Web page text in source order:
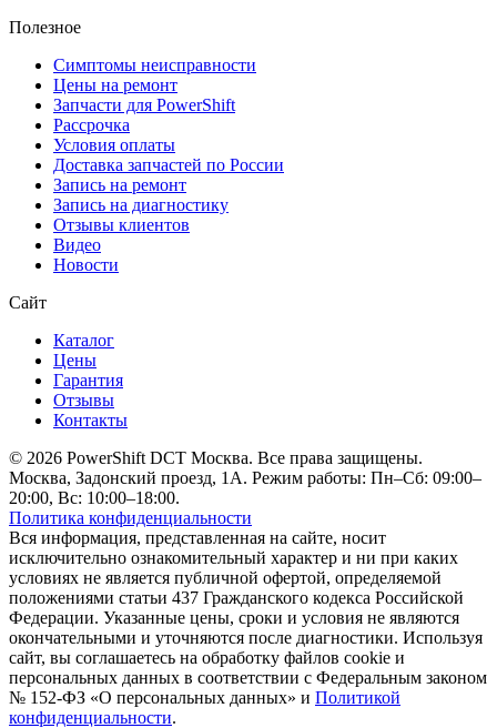
Полезное
Симптомы неисправности
Цены на ремонт
Запчасти для PowerShift
Рассрочка
Условия оплаты
Доставка запчастей по России
Запись на ремонт
Запись на диагностику
Отзывы клиентов
Видео
Новости
Сайт
Каталог
Цены
Гарантия
Отзывы
Контакты
© 2026 PowerShift DCT Москва. Все права защищены.
Москва, Задонский проезд, 1А. Режим работы: Пн–Сб: 09:00–
20:00, Вс: 10:00–18:00.
Политика конфиденциальности
Вся информация, представленная на сайте, носит
исключительно ознакомительный характер и ни при каких
условиях не является публичной офертой, определяемой
положениями статьи 437 Гражданского кодекса Российской
Федерации. Указанные цены, сроки и условия не являются
окончательными и уточняются после диагностики. Используя
сайт, вы соглашаетесь на обработку файлов cookie и
персональных данных в соответствии с Федеральным законом
№ 152-ФЗ «О персональных данных» и Политикой
конфиденциальности.